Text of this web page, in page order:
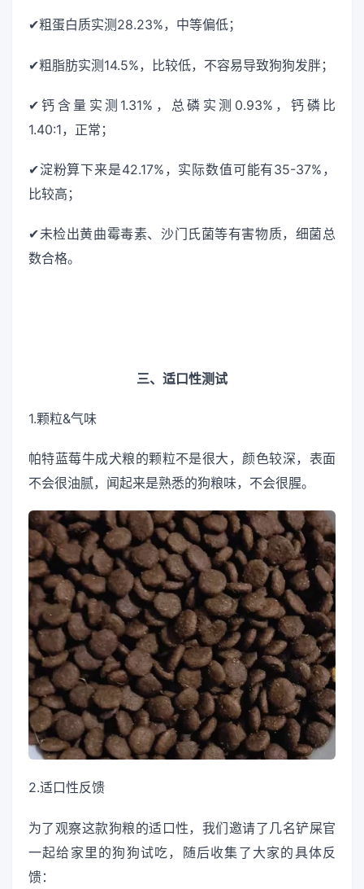
✔粗蛋白质实测28.23%，中等偏低；
✔粗脂肪实测14.5%，比较低，不容易导致狗狗发胖；
✔钙含量实测1.31%，总磷实测0.93%，钙磷比
1.40:1，正常；
✔淀粉算下来是42.17%，实际数值可能有35-37%，
比较高；
✔未检出黄曲霉毒素、沙门氏菌等有害物质，细菌总
数合格。
三、适口性测试
1.颗粒&气味
帕特蓝莓牛成犬粮的颗粒不是很大，颜色较深，表面
不会很油腻，闻起来是熟悉的狗粮味，不会很腥。
2.适口性反馈
为了观察这款狗粮的适口性，我们邀请了几名铲屎官
一起给家里的狗狗试吃，随后收集了大家的具体反
馈：